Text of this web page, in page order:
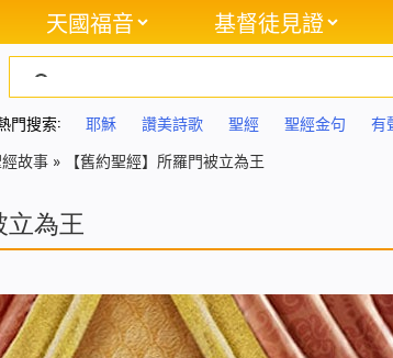
天國福音 基督徒見證
門搜索: 耶穌 讚美詩歌 聖經 聖經金句 有
故事 » 【舊約聖經】所羅門被立為王
立為王